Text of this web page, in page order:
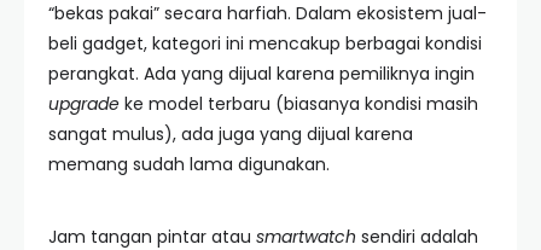
“bekas pakai” secara harfiah. Dalam ekosistem jual-
beli gadget, kategori ini mencakup berbagai kondisi
perangkat. Ada yang dijual karena pemiliknya ingin
upgrade ke model terbaru (biasanya kondisi masih
sangat mulus), ada juga yang dijual karena
memang sudah lama digunakan.
Jam tangan pintar atau smartwatch sendiri adalah